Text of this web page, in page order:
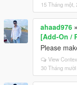
15 Tháng một,
ahaad976 »
[Add-On /
Please
View
30 Tháng